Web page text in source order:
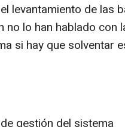
levantamiento de las
no lo han hablado con
si hay que solventar
gestión del sistema